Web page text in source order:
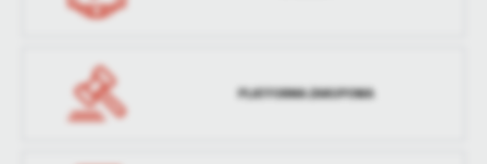
PLATFORMA ZAKUPOWA